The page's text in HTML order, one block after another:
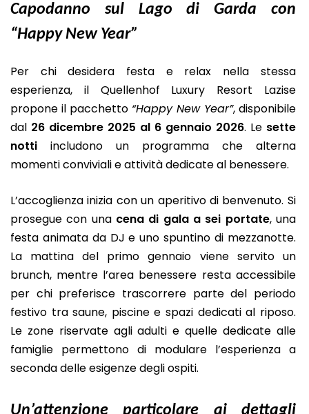
Capodanno sul Lago di Garda con
“Happy New Year”
Per chi desidera festa e relax nella stessa
esperienza, il Quellenhof Luxury Resort Lazise
propone il pacchetto “Happy New Year”, disponibile
dal 26 dicembre 2025 al 6 gennaio 2026. Le sette
notti includono un programma che alterna
momenti conviviali e attività dedicate al benessere.
L’accoglienza inizia con un aperitivo di benvenuto. Si
prosegue con una cena di gala a sei portate, una
festa animata da DJ e uno spuntino di mezzanotte.
La mattina del primo gennaio viene servito un
brunch, mentre l’area benessere resta accessibile
per chi preferisce trascorrere parte del periodo
festivo tra saune, piscine e spazi dedicati al riposo.
Le zone riservate agli adulti e quelle dedicate alle
famiglie permettono di modulare l’esperienza a
seconda delle esigenze degli ospiti.
Un’attenzione particolare ai dettagli